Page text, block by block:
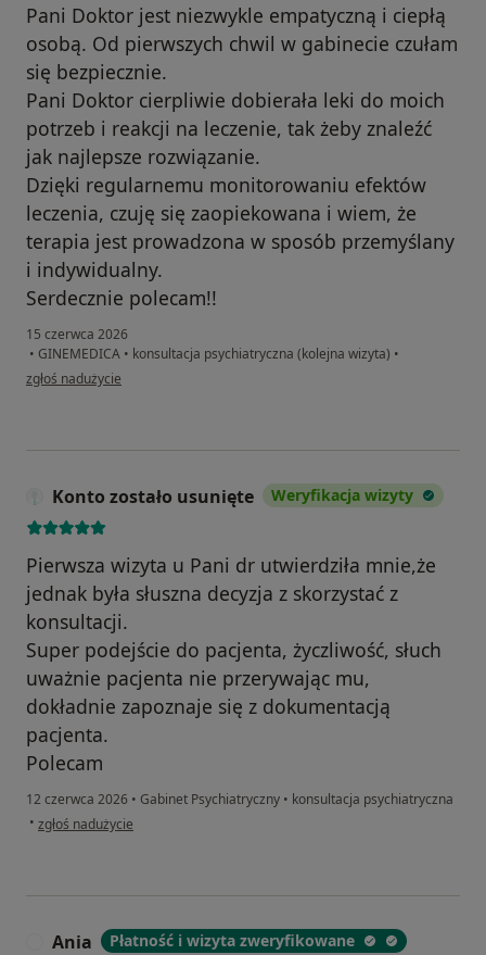
Pani Doktor jest niezwykle empatyczną i ciepłą
osobą. Od pierwszych chwil w gabinecie czułam
się bezpiecznie.
Pani Doktor cierpliwie dobierała leki do moich
potrzeb i reakcji na leczenie, tak żeby znaleźć
jak najlepsze rozwiązanie.
Dzięki regularnemu monitorowaniu efektów
leczenia, czuję się zaopiekowana i wiem, że
terapia jest prowadzona w sposób przemyślany
i indywidualny.
Serdecznie polecam!!
15 czerwca 2026
• GINEMEDICA • konsultacja psychiatryczna (kolejna wizyta) •
w opinii użytkownika D.W
zgłoś nadużycie
Konto zostało usunięte Weryfikacja wizyty
Pierwsza wizyta u Pani dr utwierdziła mnie,że
jednak była słuszna decyzja z skorzystać z
konsultacji.
Super podejście do pacjenta, życzliwość, słuch
uważnie pacjenta nie przerywając mu,
dokładnie zapoznaje się z dokumentacją
pacjenta.
Polecam
12 czerwca 2026 • Gabinet Psychiatryczny • konsultacja psychiatryczna
• w opinii użytkownika Konto zostało usunięte
zgłoś nadużycie
Ania Płatność i wizyta zweryfikowane